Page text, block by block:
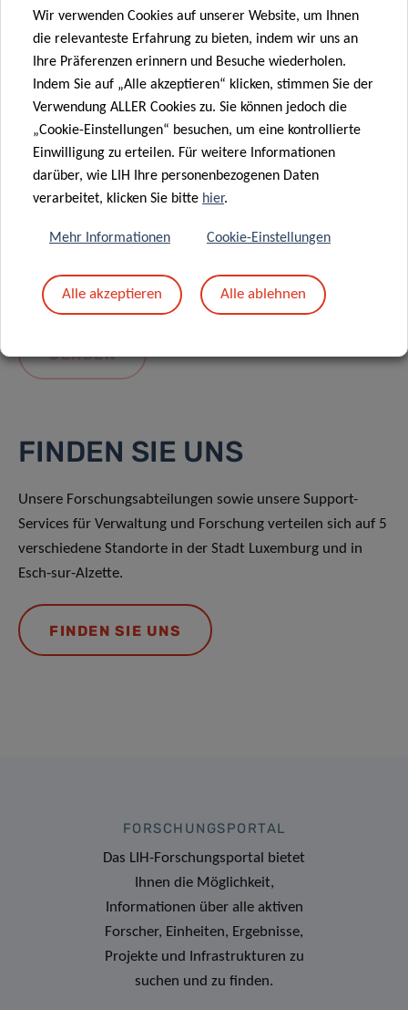
Mit dem Absenden Ihrer Nachricht erklären Sie
Datenschutzrichtlinie.
FINDEN SIE UNS
Unsere Forschungsabteilungen sowie unsere Support-
Services für Verwaltung und Forschung verteilen sich auf 5
verschiedene Standorte in der Stadt Luxemburg und in
Esch-sur-Alzette.
FINDEN SIE UNS
FORSCHUNGSPORTAL
Das LIH-Forschungsportal bietet
Ihnen die Möglichkeit,
Informationen über alle aktiven
Forscher, Einheiten, Ergebnisse,
Projekte und Infrastrukturen zu
suchen und zu finden.
Wir verwenden Cookies auf unserer Website, um Ihnen
die relevanteste Erfahrung zu bieten, indem wir uns an
Ihre Präferenzen erinnern und Besuche wiederholen.
Indem Sie auf „Alle akzeptieren“ klicken, stimmen Sie der
Verwendung ALLER Cookies zu. Sie können jedoch die
„Cookie-Einstellungen“ besuchen, um eine kontrollierte
Einwilligung zu erteilen. Für weitere Informationen
darüber, wie LIH Ihre personenbezogenen Daten
verarbeitet, klicken Sie bitte hier.
Mehr Informationen Cookie-Einstellungen
Alle akzeptieren Alle ablehnen